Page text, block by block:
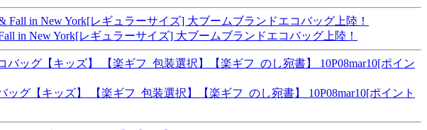
in New York[レギュラーサイズ] 大ブームブランドエコバッグ上陸！
【キッズ】 【楽ギフ_包装選択】【楽ギフ_のし宛書】 10P08mar10[ポイント